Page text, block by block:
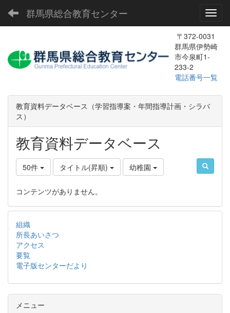
群馬県総合教育センター
〒372-0031
群馬県伊勢崎
市今泉町1-
233-2
電話番号一覧
教育資料データベース（学習指導案・年間指導計画・シラバ
ス）
教育資料データベース
50件 タイトル(昇順) 幼稚園
コンテンツがありません。
組織
所長あいさつ
アクセス
要覧
電子版センターだより
メニュー